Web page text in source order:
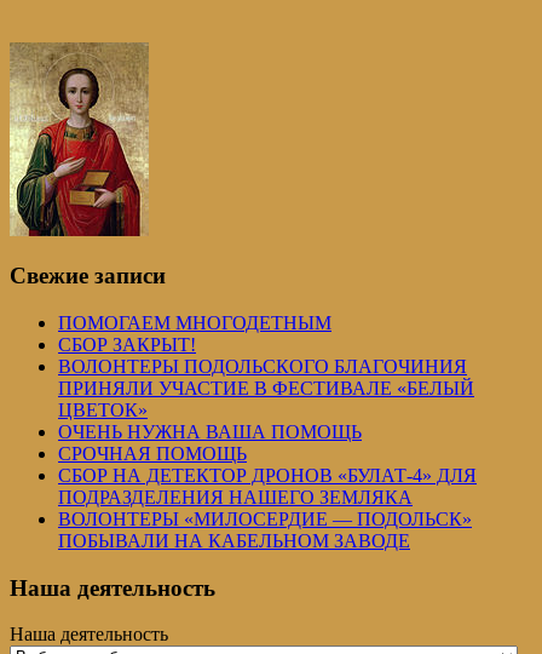
Свежие записи
ПОМОГАЕМ МНОГОДЕТНЫМ
СБОР ЗАКРЫТ!
ВОЛОНТЕРЫ ПОДОЛЬСКОГО БЛАГОЧИНИЯ
ПРИНЯЛИ УЧАСТИЕ В ФЕСТИВАЛЕ «БЕЛЫЙ
ЦВЕТОК»
ОЧЕНЬ НУЖНА ВАША ПОМОЩЬ
СРОЧНАЯ ПОМОЩЬ
СБОР НА ДЕТЕКТОР ДРОНОВ «БУЛАТ-4» ДЛЯ
ПОДРАЗДЕЛЕНИЯ НАШЕГО ЗЕМЛЯКА
ВОЛОНТЕРЫ «МИЛОСЕРДИЕ — ПОДОЛЬСК»
ПОБЫВАЛИ НА КАБЕЛЬНОМ ЗАВОДЕ
Наша деятельность
Наша деятельность